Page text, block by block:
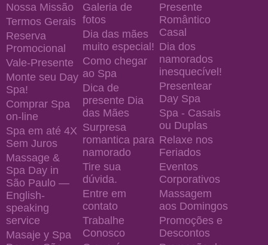
Nossa Missão
Termos Gerais
Reserva
Promocional
Vale-Presente
Monte seu Day
Spa!
Comprar Spa
on-line
Spa em até 4X
Sem Juros
Massage &
Spa Day in
São Paulo —
English-
speaking
service
Masaje y Spa
Galeria de
fotos
Dia das mães
muito especial!
Como chegar
ao Spa
Dica de
presente Dia
das Mães
Surpresa
romantica para
namorado
Tire sua
dúvida.
Entre em
contato
Trabalhe
Conosco
Presente
Romântico
Casal
Dia dos
namorados
inesquecível!
Presentear
Day Spa
Spa - Casais
ou Duplas
Relaxe nos
Feriados
Eventos
Corporativos
Massagem
aos Domingos
Promoções e
Descontos